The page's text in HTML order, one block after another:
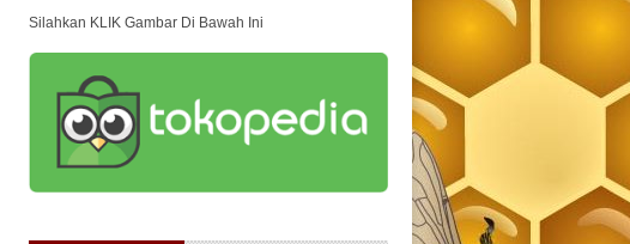
Silahkan KLIK Gambar Di Bawah Ini